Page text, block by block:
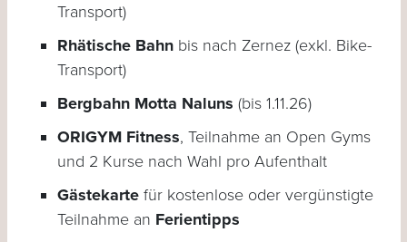
Transport)
Rhätische Bahnbis nach Zernez (exkl. Bike-
Transport)
Bergbahn Motta Naluns (bis 1.11.26)
ORIGYM Fitness, Teilnahme an Open Gyms
und 2 Kurse nach Wahl pro Aufenthalt
Gästekartefür kostenlose oder vergünstigte
Teilnahme an Ferientipps